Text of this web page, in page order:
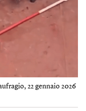
22 gennaio 2026